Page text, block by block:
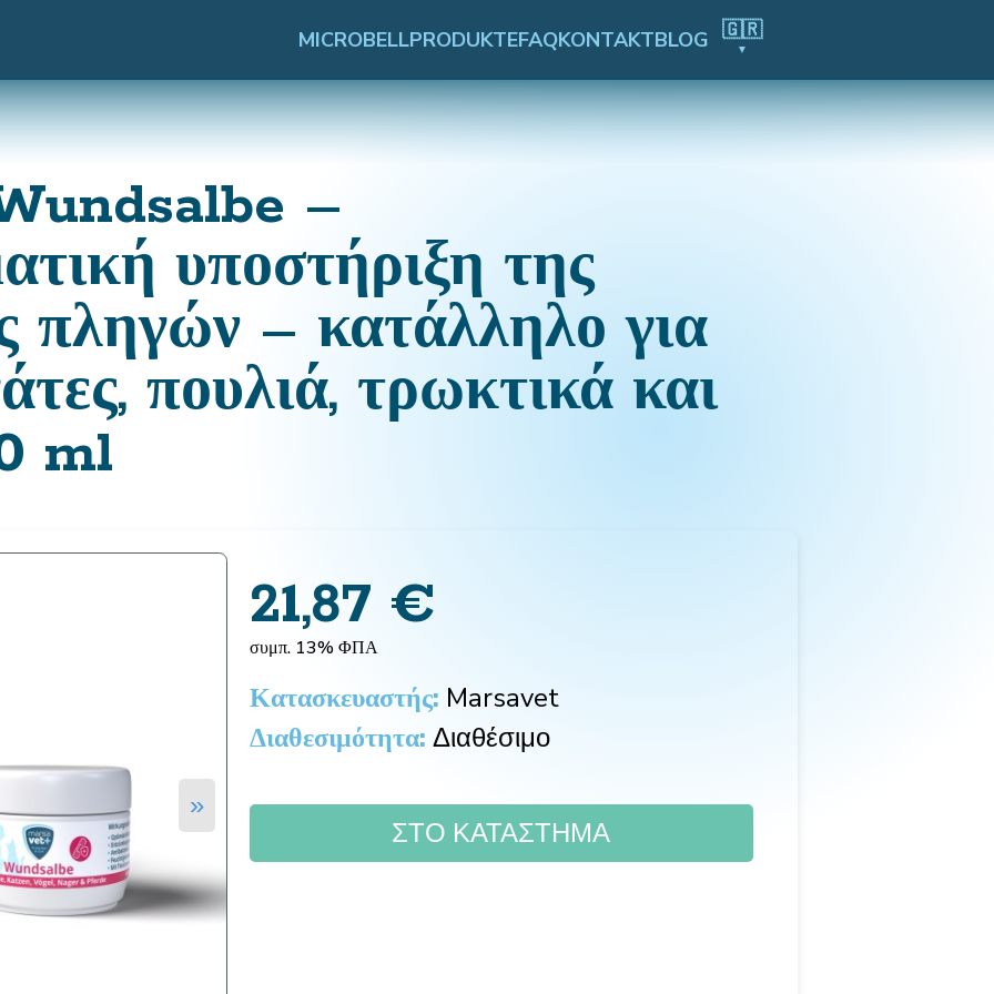
MICROBELLPRODUKTEFAQKONTAKTBLOG 🇬🇷
▼
–
υποστήριξη της
πληγών – κατάλληλο για
πουλιά, τρωκτικά και
ml
»
21,87 €
συμπ. 13% ΦΠΑ
Κατασκευαστής: Marsavet
Διαθεσιμότητα: Διαθέσιμο
ΣΤΟ ΚΑΤΑΣΤΗΜΑ